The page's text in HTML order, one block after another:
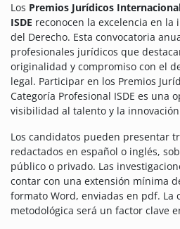
Los Premios Jurídicos
ISDE reconocen la excelencia en la
del Derecho. Esta convocatoria
profesionales jurídicos que
originalidad y compromiso con el
legal. Participar en los Premios
Categoría Profesional ISDE es una
visibilidad al talento y la
Los candidatos pueden presentar
redactados en español o inglés,
público o privado. Las
contar con una extensión mínima
formato Word, enviadas en pdf. La
metodológica será un factor clave